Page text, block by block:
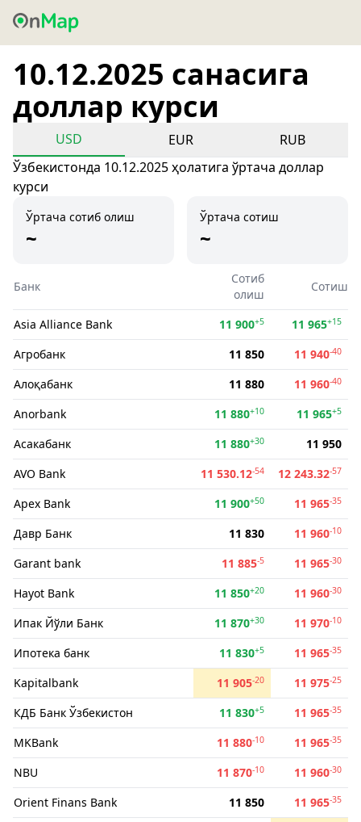
10.12.2025 санасига
доллар курси
USD EUR
RUB
Ўзбекистонда 10.12.2025 ҳолатига ўртача доллар
курси
Ўртача сотиб олиш
~
Ўртача сотиш
~
Банк
Сотиб
олиш
Сотиш
Asia Alliance Bank 11 900+5 11 965+15
Агробанк 11 850 11 940-40
Алоқабанк 11 880 11 960-40
Anorbank 11 880+10 11 965+5
Асакабанк 11 880+30
11 950
AVO Bank
11 530.12-54 12 243.32-57
Apex Bank 11 900+50 11 965-35
Давр Банк 11 830 11 960-10
Garant bank 11 885-5 11 965-30
Hayot Bank 11 850+20 11 960-30
Ипак Йўли Банк 11 870+30 11 970-10
Ипотека банк 11 830+5 11 965-35
Kapitalbank 11 905-20 11 975-25
КДБ Банк Ўзбекистон 11 830+5 11 965-35
MKBank 11 880-10 11 965-35
NBU 11 870-10 11 960-30
Orient Finans Bank 11 850 11 965-35